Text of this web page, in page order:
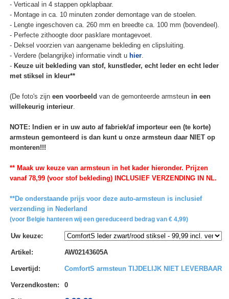
- Verticaal in 4 stappen opklapbaar.
- Montage in ca. 10 minuten zonder demontage van de stoelen.
- Lengte ingeschoven ca. 260 mm en breedte ca. 100 mm (bovendeel).
- Perfecte zithoogte door pasklare montagevoet.
- Deksel voorzien van aangename bekleding en clipsluiting.
- Verdere (belangrijke) informatie vindt u hier.
- Keuze uit bekleding van stof, kunstleder, echt leder en echt leder
met stiksel in kleur**
(De foto's zijn een voorbeeld van de gemonteerde armsteun in een
willekeurig interieur.
NOTE: Indien er in uw auto af fabriek/af importeur een (te korte)
armsteun gemonteerd is dan kunt u onze armsteun daar NIET op
monteren!!!
** Maak uw keuze van armsteun in het kader hieronder. Prijzen
vanaf 78,99 (voor stof bekleding) INCLUSIEF VERZENDING IN NL.
**De onderstaande prijs voor deze auto-armsteun is inclusief
verzending in Nederland
(voor Belgie hanteren wij een gereduceerd bedrag van € 4,99)
Uw keuze:
Artikel : AW02143605A
Levertijd : ComfortS armsteun TIJDELIJK NIET LEVERBAAR
Verzendkosten: 0